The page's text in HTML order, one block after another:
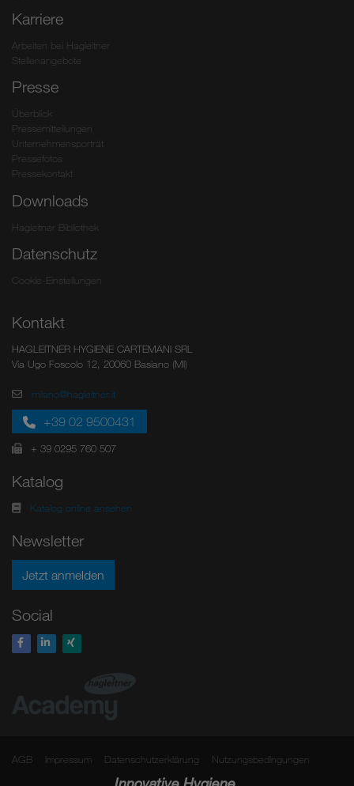
Karriere
Arbeiten bei Hagleitner
Stellenangebote
Presse
Überblick
Pressemitteilungen
Unternehmensporträt
Pressefotos
Pressekontakt
Downloads
Hagleitner Bibliothek
Datenschutz
Cookie-Einstellungen
Kontakt
HAGLEITNER HYGIENE CARTEMANI SRL
Via Ugo Foscolo 12, 20060 Basiano (MI)
milano@hagleitner.it
+39 02 9500431
+ 39 0295 760 507
Katalog
Katalog online ansehen
Newsletter
Jetzt anmelden
Social
AGB Impressum Datenschutzerklärung Nutzungsbedingungen